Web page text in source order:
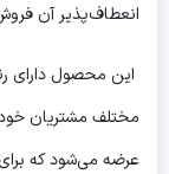
انعطاف‌پذیر آن
این محصول دارای
عرضه می‌شود که